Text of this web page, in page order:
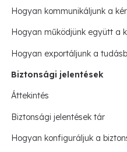
Hogyan kommunikáljunk a
Hogyan működjünk együtt a
Hogyan exportáljunk a
Biztonsági jelentések
Áttekintés
Biztonsági jelentések tár
Hogyan konfiguráljuk a